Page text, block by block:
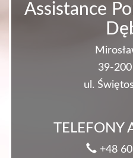
Assistance
39-
ul.
TELEFONY
+48